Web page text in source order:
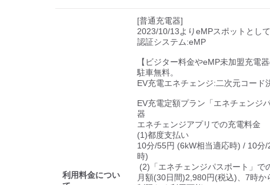
利用料金につい
[普通充電器]
2023/10/13よりeMPスポットとして
認証システム:eMP
【ビジター料金やeMP未加盟充電器
駐車無料。
EV充電エネチェンジ:二次元コード
EV充電定額プラン「エネチェンジ
器
エネチェンジアプリでの充電料金
(1)都度支払い
10分/55円 (6kW相当適応時) / 10分
時)
月額(30日間)2,980円(税込)、7時か